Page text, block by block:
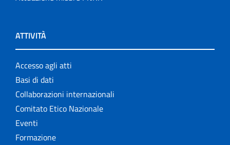
ATTIVITÀ
Accesso agli atti
Basi di dati
Collaborazioni internazionali
Comitato Etico Nazionale
Eventi
Formazione